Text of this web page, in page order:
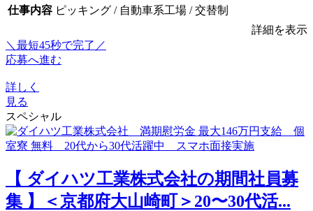
仕事内容 ピッキング / 自動車系工場 / 交替制
詳細を表示
＼最短45秒で完了／
応募へ進む
詳しく
見る
スペシャル
【 ダイハツ工業株式会社の期間社員募
集 】＜京都府大山崎町＞20〜30代活...